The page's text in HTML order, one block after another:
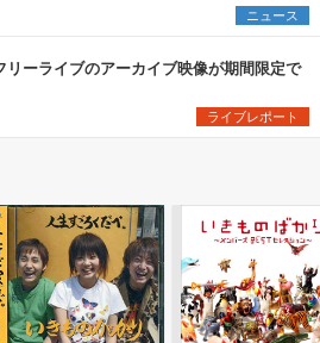
ニュース
リーライブのアーカイブ映像が期間限定で
ライブレポート